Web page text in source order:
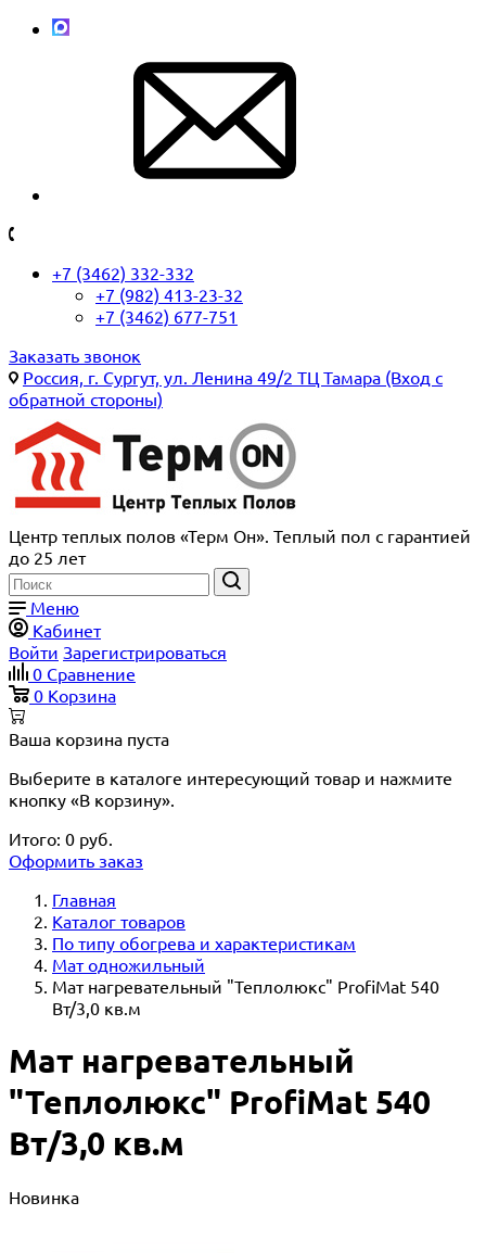
+7 (3462) 332-332
+7 (982) 413-23-32
+7 (3462) 677-751
Заказать звонок
Россия, г. Сургут, ул. Ленина 49/2 ТЦ Тамара (Вход с
обратной стороны)
Центр теплых полов «Терм Он». Теплый пол с гарантией
до 25 лет
Меню
Кабинет
Войти Зарегистрироваться
0 Сравнение
0 Корзина
Ваша корзина пуста
Выберите в каталоге интересующий товар и нажмите
кнопку «В корзину».
Итого: 0 руб.
Оформить заказ
Главная
Каталог товаров
По типу обогрева и характеристикам
Мат одножильный
Мат нагревательный "Теплолюкс" ProfiMat 540
Вт/3,0 кв.м
Мат нагревательный
"Теплолюкс" ProfiMat 540
Вт/3,0 кв.м
Новинка